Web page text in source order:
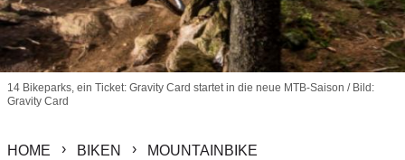
14 Bikeparks, ein Ticket: Gravity Card startet in die neue MTB-Saison / Bild:
Gravity Card
HOME BIKEN MOUNTAINBIKE